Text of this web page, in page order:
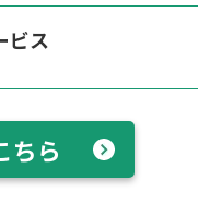
ビス
ちら